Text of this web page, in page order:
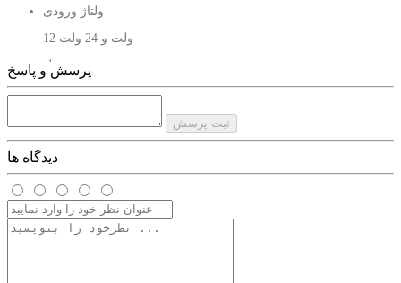
ولتاژ ورودی
12 ولت و 24 ولت
وزن محصول
دارای خروجی
خروجی PD و Quick 3.0
میزان وات خروجی
پرسش و پاسخ
ثبت پرسش
دیدگاه ها